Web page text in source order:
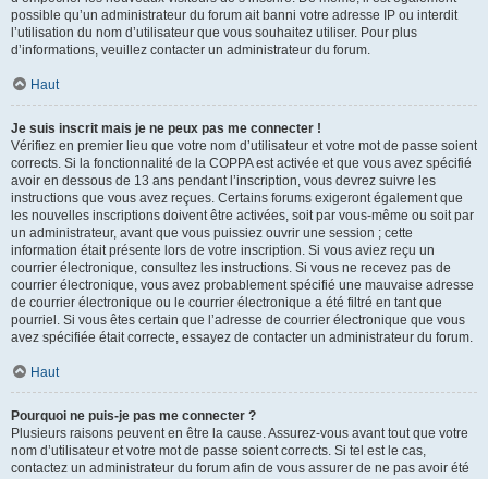
possible qu’un administrateur du forum ait banni votre adresse IP ou interdit
l’utilisation du nom d’utilisateur que vous souhaitez utiliser. Pour plus
d’informations, veuillez contacter un administrateur du forum.
Haut
Je suis inscrit mais je ne peux pas me connecter !
Vérifiez en premier lieu que votre nom d’utilisateur et votre mot de passe soient
corrects. Si la fonctionnalité de la COPPA est activée et que vous avez spécifié
avoir en dessous de 13 ans pendant l’inscription, vous devrez suivre les
instructions que vous avez reçues. Certains forums exigeront également que
les nouvelles inscriptions doivent être activées, soit par vous-même ou soit par
un administrateur, avant que vous puissiez ouvrir une session ; cette
information était présente lors de votre inscription. Si vous aviez reçu un
courrier électronique, consultez les instructions. Si vous ne recevez pas de
courrier électronique, vous avez probablement spécifié une mauvaise adresse
de courrier électronique ou le courrier électronique a été filtré en tant que
pourriel. Si vous êtes certain que l’adresse de courrier électronique que vous
avez spécifiée était correcte, essayez de contacter un administrateur du forum.
Haut
Pourquoi ne puis-je pas me connecter ?
Plusieurs raisons peuvent en être la cause. Assurez-vous avant tout que votre
nom d’utilisateur et votre mot de passe soient corrects. Si tel est le cas,
contactez un administrateur du forum afin de vous assurer de ne pas avoir été